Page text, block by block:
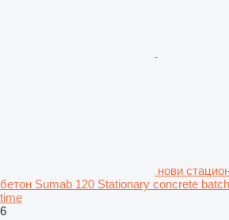
нови
бетон Sumab 120 Stationary concrete
time
6